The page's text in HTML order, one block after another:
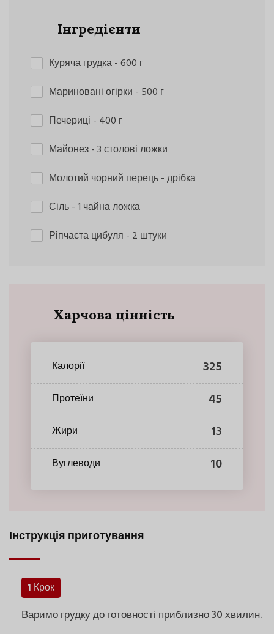
Інгредієнти
Куряча грудка- 600 г
Мариновані огірки - 500 г
Печериці - 400 г
Майонез- 3 столові ложки
Молотий чорний перець- дрібка
Сіль- 1 чайна ложка
Ріпчаста цибуля - 2 штуки
Харчова цінність
Калорії 325
Протеїни 45
Жири 13
Вуглеводи 10
Інструкція приготування
1 Крок
Варимо грудку до готовності приблизно 30 хвилин.